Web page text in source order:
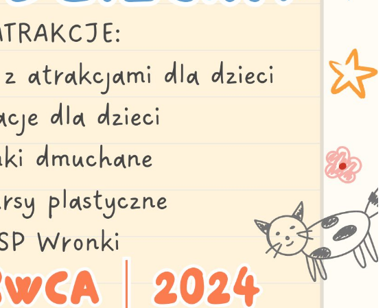
Ustawienia
Szanujemy Twoją prywatność. Możesz zmienić ustawienia
cookies lub zaakceptować je wszystkie. W dowolnym momencie